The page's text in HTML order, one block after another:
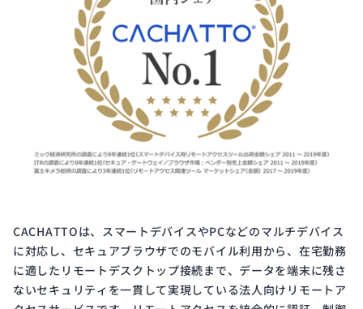
CACHATTOは、スマートデバイスやPCなどのマルチデバイス
に対応し、セキュアブラウザでのモバイル利用から、在宅勤務
に適したリモートデスクトップ接続まで、データを端末に残さ
ないセキュリティを一貫して実現している法人向けリモートア